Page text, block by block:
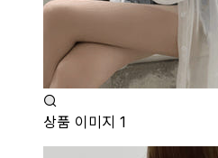
상품 이미지 1